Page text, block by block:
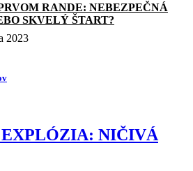
RANDE: NEBEZPEČNÁ
SKVELÝ ŠTART?
2023
NIČIVÁ